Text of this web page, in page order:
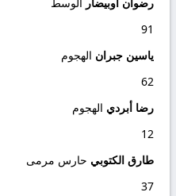
91
ياسين جبران الهجوم
62
رضا أبردي الهجوم
12
طارق الكتوبي حارس مرمى
37